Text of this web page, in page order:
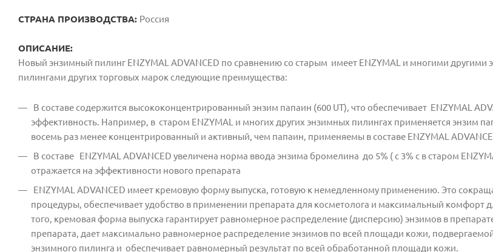
СТРАНА ПРОИЗВОДСТВА: Россия
ОПИСАНИЕ:
Новый энзимный пилинг ENZYMAL ADVANCED по сравнению со старым имеет ENZYMAL и многими другими
пилингами других торговых марок следующие преимущества:
В составе содержится высококонцентрированный энзим папаин (600 UT), что обеспечивает ENZYMAL
эффективность. Например, в старом ENZYMAL и многих других энзимных пилингах применяется энзим
восемь раз менее концентрированный и активный, чем папаин, применяемы в составе ENZYMAL
В составе ENZYMAL ADVANCED увеличена норма ввода энзима бромелина до 5% ( с 3% с в старом
отражается на эффективности нового препарата
ENZYMAL ADVANCED имеет кремовую форму выпуска, готовую к немедленному применению. Это
процедуры, обеспечивает удобство в применении препарата для косметолога и максимальный комфорт
того, кремовая форма выпуска гарантирует равномерное распределение (дисперсию) энзимов в
препарата, дает максимально равномерное распределение энзимов по всей площади кожи,
энзимного пилинга и обеспечивает равномерный результат по всей обработанной площади кожи.